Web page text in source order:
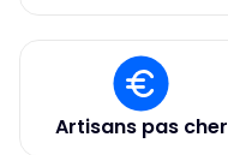
Artisans pas cher